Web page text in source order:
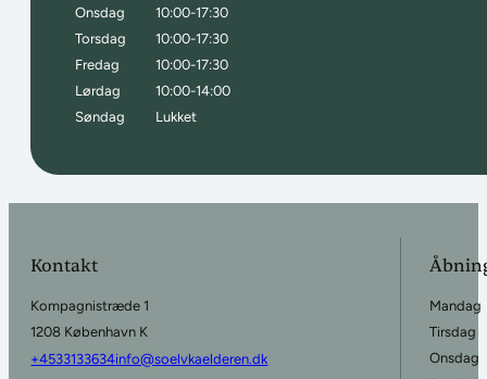
Onsdag
10:00-17:30
Torsdag
10:00-17:30
Fredag
10:00-17:30
Lørdag
10:00-14:00
Søndag
Lukket
Kontakt
Kompagnistræde 1
1208 København K
+4533133634info@soelvkaelderen.dk
Mandag
Tirsdag
Onsdag